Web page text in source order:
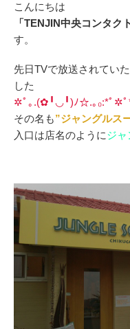
こんにちは
「TENJIN中央コンタク
す。
先日TVで放送されてい
した
✲ﾟ｡.(✿╹◡╹)ﾉ☆.｡₀:*ﾟ✲ﾟ
その名も”ジャングルス
入口は店名のようにジャ